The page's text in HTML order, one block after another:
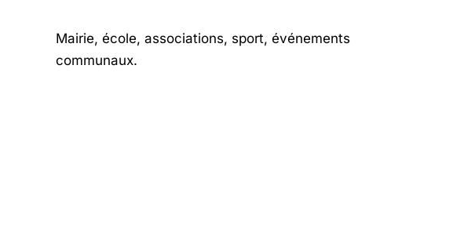
Mairie, école, associations, sport, événements
communaux.